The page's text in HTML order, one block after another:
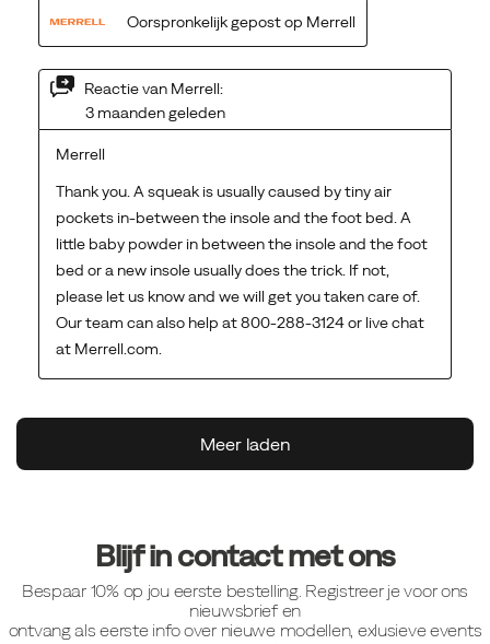
Blijf in contact met ons
Bespaar 10% op jou eerste bestelling. Registreer je voor ons
nieuwsbrief en
ontvang als eerste info over nieuwe modellen, exlusieve events